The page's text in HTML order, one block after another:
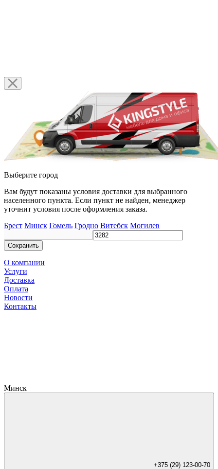
Выберите город
Вам будут показаны условия доставки для выбранного
населенного пункта. Если пункт не найден, менеджер
уточнит условия после оформления заказа.
Брест Минск Гомель Гродно Витебск Могилев
Сохранить
О компании
Услуги
Доставка
Оплата
Новости
Контакты
Минск
+375 (29) 123-00-70